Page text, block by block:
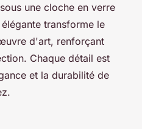
une cloche en verre
transforme le
d'art, renforçant
Chaque détail est
et la durabilité de